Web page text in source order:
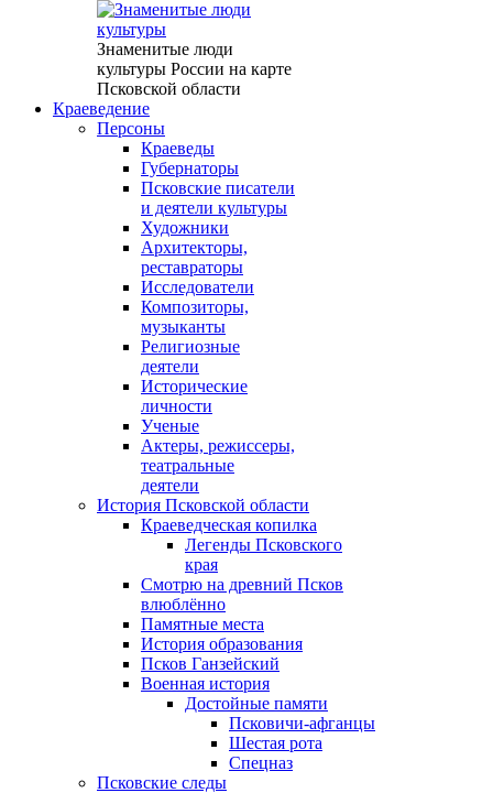
Знаменитые люди
культуры России на карте
Псковской области
Краеведение
Персоны
Краеведы
Губернаторы
Псковские писатели
и деятели культуры
Художники
Архитекторы,
реставраторы
Исследователи
Композиторы,
музыканты
Религиозные
деятели
Исторические
личности
Ученые
Актеры, режиссеры,
театральные
деятели
История Псковской области
Краеведческая копилка
Легенды Псковского
края
Смотрю на древний Псков
влюблённо
Памятные места
История образования
Псков Ганзейский
Военная история
Достойные памяти
Псковичи-афганцы
Шестая рота
Спецназ
Псковские следы